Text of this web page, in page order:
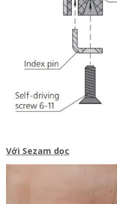
Với Sezam dọc